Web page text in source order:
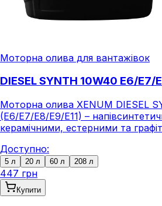
Моторна олива для вантажівок
DIESEL SYNTH 10W40 E6/E7/
Моторна олива XENUM DIESEL
(E6/E7/E8/E9/E11) –
керамічними, естерними та
Доступно:
5 л 20 л 60 л 208 л
447 грн
Купити